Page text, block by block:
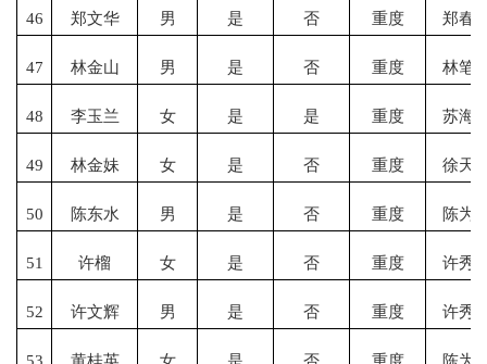
46 郑文华 男 是 否 重度 郑春
47 林金山 男 是 否 重度 林笔
48 李玉兰 女 是 是 重度 苏海
49 林金妹 女 是 否 重度 徐天
50 陈东水 男 是 否 重度 陈为
51 许榴 女 是 否 重度 许秀
52 许文辉 男 是 否 重度 许秀